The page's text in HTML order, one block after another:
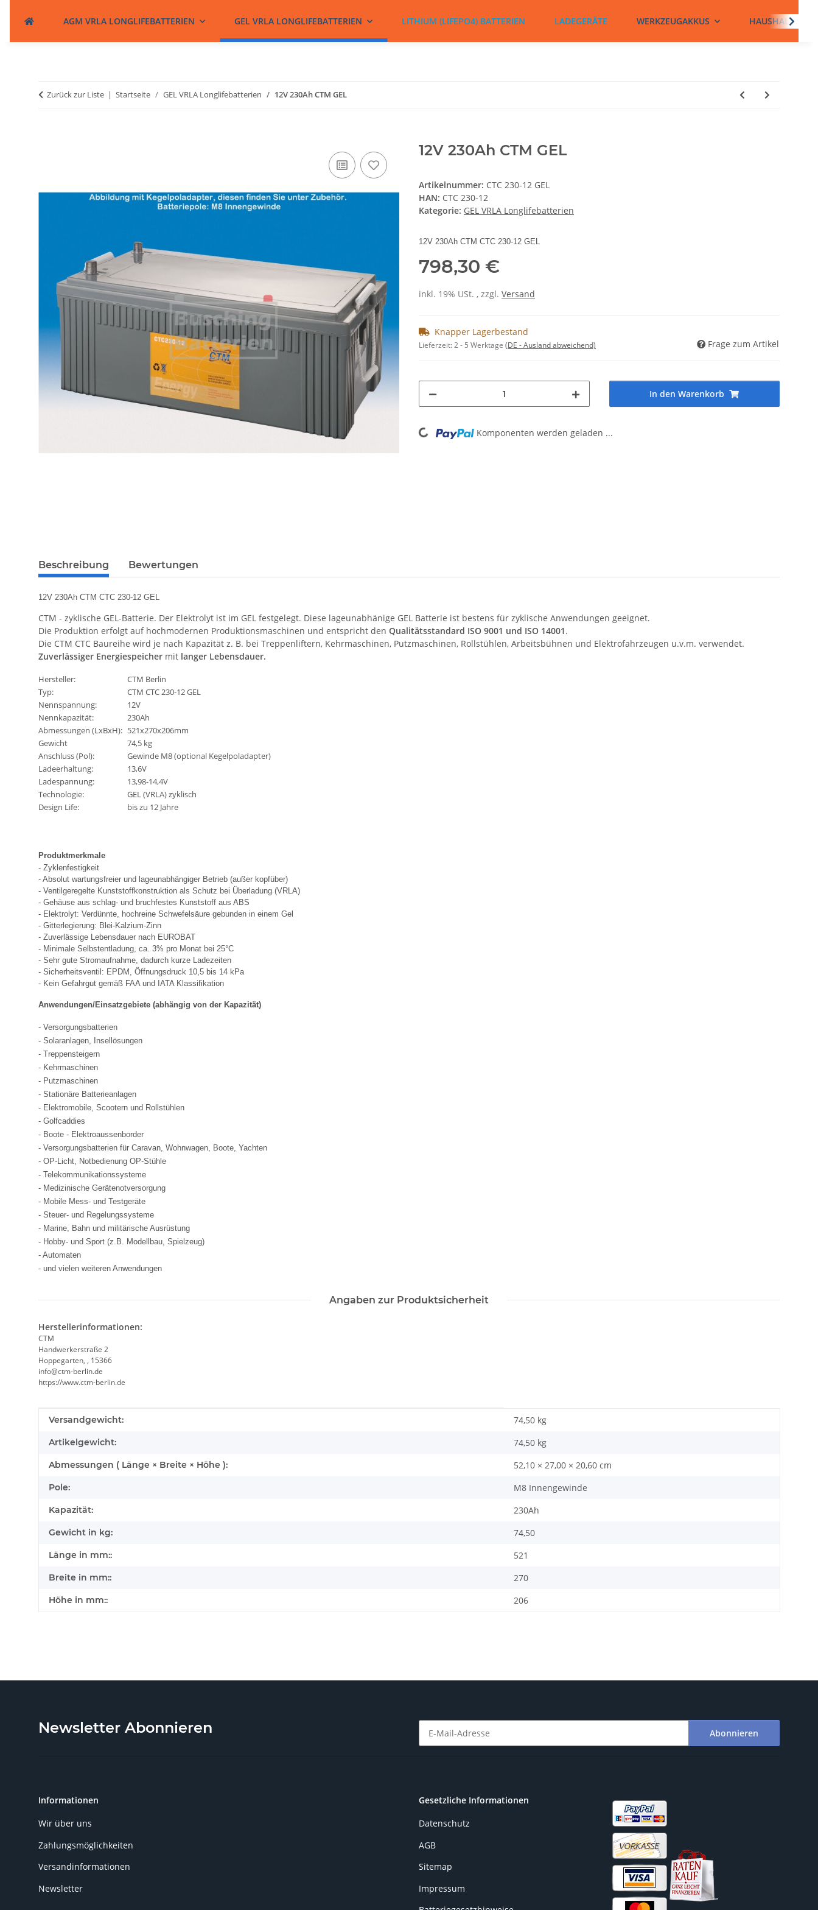
AGM VRLA LONGLIFEBATTERIEN GEL VRLA LONGLIFEBATTERIEN LITHIUM (LIFEPO4) BATTERIEN LADEGERÄTE WERKZEUGAKKUS
Zurück zur Liste Startseite GEL VRLA Longlifebatterien 12V 230Ah CTM GEL
12V 230Ah CTM GEL
Artikelnummer: CTC 230-12 GEL
HAN: CTC 230-12
Kategorie: GEL VRLA Longlifebatterien
12V 230Ah CTM CTC 230-12 GEL
798,30 €
inkl. 19% USt. , zzgl. Versand
Knapper Lagerbestand
Lieferzeit:2 - 5 Werktage (DE - Ausland abweichend) Frage zum Artikel
In den Warenkorb
Loading... Komponenten werden geladen ...
Beschreibung Bewertungen
12V 230Ah CTM CTC 230-12 GEL
CTM - zyklische GEL-Batterie. Der Elektrolyt ist im GEL festgelegt. Diese lageunabhänige GEL Batterie ist bestens für zyklische Anwendungen geeignet.
Die Produktion erfolgt auf hochmodernen Produktionsmaschinen und entspricht den Qualitätsstandard ISO 9001 und ISO 14001.
Die CTM CTC Baureihe wird je nach Kapazität z. B. bei Treppenliftern, Kehrmaschinen, Putzmaschinen, Rollstühlen, Arbeitsbühnen und Elektrofahrzeugen u.v.m. verwendet.
Zuverlässiger Energiespeicher mit langer Lebensdauer.
Hersteller:
CTM Berlin
Typ:
CTM CTC 230-12 GEL
Nennspannung:
12V
Nennkapazität:
230Ah
Abmessungen (LxBxH): 521x270x206mm
Gewicht
74,5 kg
Anschluss (Pol):
Gewinde M8 (optional Kegelpoladapter)
Ladeerhaltung:
13,6V
Ladespannung:
13,98-14,4V
Technologie:
GEL (VRLA) zyklisch
Design Life:
bis zu 12 Jahre
Produktmerkmale
- Zyklenfestigkeit
- Absolut wartungsfreier und lageunabhängiger Betrieb (außer kopfüber)
- Ventilgeregelte Kunststoffkonstruktion als Schutz bei Überladung (VRLA)
- Gehäuse aus schlag- und bruchfestes Kunststoff aus ABS
- Elektrolyt: Verdünnte, hochreine Schwefelsäure gebunden in einem Gel
- Gitterlegierung: Blei-Kalzium-Zinn
- Zuverlässige Lebensdauer nach EUROBAT
- Minimale Selbstentladung, ca. 3% pro Monat bei 25°C
- Sehr gute Stromaufnahme, dadurch kurze Ladezeiten
- Sicherheitsventil: EPDM, Öffnungsdruck 10,5 bis 14 kPa
- Kein Gefahrgut gemäß FAA und IATA Klassifikation
Anwendungen/Einsatzgebiete (abhängig von der Kapazität)
- Versorgungsbatterien
- Solaranlagen, Insellösungen
- Treppensteigern
- Kehrmaschinen
- Putzmaschinen
- Stationäre Batterieanlagen
- Elektromobile, Scootern und Rollstühlen
- Golfcaddies
- Boote - Elektroaussenborder
- Versorgungsbatterien für Caravan, Wohnwagen, Boote, Yachten
- OP-Licht, Notbedienung OP-Stühle
- Telekommunikationssysteme
- Medizinische Gerätenotversorgung
- Mobile Mess- und Testgeräte
- Steuer- und Regelungssysteme
- Marine, Bahn und militärische Ausrüstung
- Hobby- und Sport (z.B. Modellbau, Spielzeug)
- Automaten
- und vielen weiteren Anwendungen
Angaben zur Produktsicherheit
Herstellerinformationen:
CTM
Handwerkerstraße 2
Hoppegarten, , 15366
info@ctm-berlin.de
https://www.ctm-berlin.de
Produkteigenschaft
Wert
Versandgewicht: 74,50 kg
Artikelgewicht: 74,50 kg
Abmessungen ( Länge × Breite × Höhe ): 52,10 × 27,00 × 20,60 cm
Pole: M8 Innengewinde
Kapazität: 230Ah
Gewicht in kg: 74,50
Länge in mm:: 521
Breite in mm:: 270
Höhe in mm:: 206
Newsletter Abonnieren
Abonnieren
Informationen
Wir über uns
Zahlungsmöglichkeiten
Versandinformationen
Newsletter
Gesetzliche Informationen
Datenschutz
AGB
Sitemap
Impressum